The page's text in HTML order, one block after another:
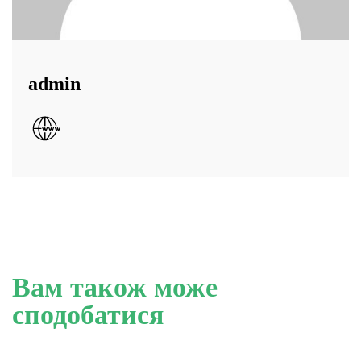
admin
Вам також може
сподобатися